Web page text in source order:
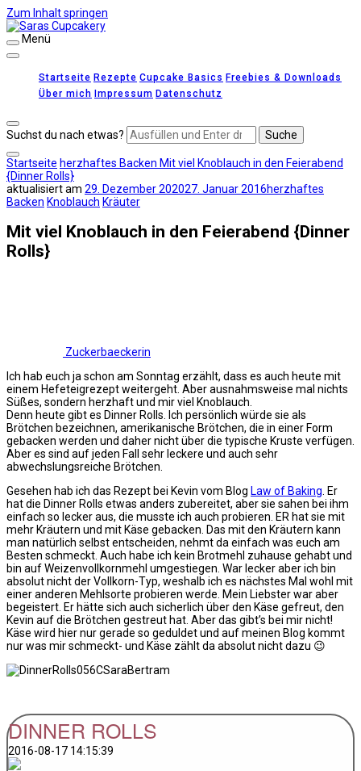
Zum Inhalt springen
Menü
Startseite Rezepte Cupcake Basics Freebies & Downloads
Über mich Impressum Datenschutz
Suchst du nach etwas?
Startseite herzhaftes Backen Mit viel Knoblauch in den Feierabend
{Dinner Rolls}
aktualisiert am 29. Dezember 202027. Januar 2016herzhaftes
Backen Knoblauch Kräuter
Mit viel Knoblauch in den Feierabend {Dinner
Rolls}
Zuckerbaeckerin
Ich hab euch ja schon am Sonntag erzählt, dass es auch heute mit
einem Hefeteigrezept weitergeht. Aber ausnahmsweise mal nichts
Süßes, sondern herzhaft und mir viel Knoblauch.
Denn heute gibt es Dinner Rolls. Ich persönlich würde sie als
Brötchen bezeichnen, amerikanische Brötchen, die in einer Form
gebacken werden und daher nicht über die typische Kruste verfügen.
Aber es sind auf jeden Fall sehr leckere und auch sehr
abwechslungsreiche Brötchen.
Gesehen hab ich das Rezept bei Kevin vom Blog Law of Baking . Er
hat die Dinner Rolls etwas anders zubereitet, aber sie sahen bei ihm
einfach so lecker aus, die musste ich auch probieren. ER hat sie mit
mehr Kräutern und mit Käse gebacken. Das mit den Kräutern kann
man natürlich selbst entscheiden, nehmt da einfach was euch am
Besten schmeckt. Auch habe ich kein Brotmehl zuhause gehabt und
bin auf Weizenvollkornmehl umgestiegen. War lecker aber ich bin
absolut nicht der Vollkorn-Typ, weshalb ich es nächstes Mal wohl mit
einer anderen Mehlsorte probieren werde. Mein Liebster war aber
begeistert. Er hätte sich auch sicherlich über den Käse gefreut, den
Kevin auf die Brötchen gestreut hat. Aber das gibt’s bei mir nicht!
Käse wird hier nur gerade so geduldet und auf meinen Blog kommt
nur was mir schmeckt- und Käse zählt da absolut nicht dazu 😉
DINNER ROLLS
2016-08-17 14:15:39